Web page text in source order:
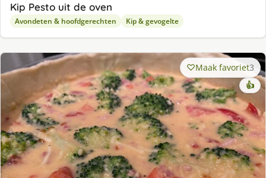
Kip Pesto uit de oven
Avondeten & hoofdgerechten Kip & gevogelte
Maak favoriet3
👍